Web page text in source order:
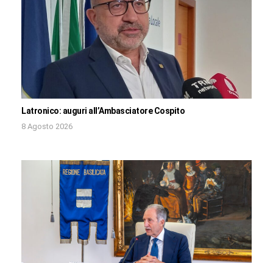
Latronico: auguri all’Ambasciatore Cospito
8 Agosto 2026